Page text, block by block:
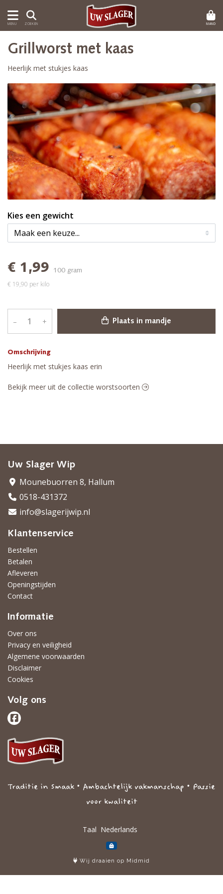
MENU ZOEKEN MAND
Omschrijving
Heerlijk met stukjes kaas erin
Grillworst met kaas
Heerlijk met stukjes kaas
Kies een gewicht
€ 1,99 100 gram
€ 19,90 per kilo
– + Plaats in mandje
Bekijk meer uit de collectie worstsoorten
Uw Slager Wip
Mounebuorren 8, Hallum
0518-431372
info@slagerijwip.nl
Klantenservice
Bestellen
Betalen
Afleveren
Openingstijden
Contact
Informatie
Over ons
Privacy en veiligheid
Algemene voorwaarden
Disclaimer
Cookies
Volg ons
Traditie in Smaak • Ambachtelijk vakmanschap • Passie
voor kwaliteit
Taal
Wij draaien op Midmid